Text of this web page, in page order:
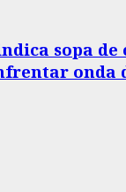
sopa de
onda